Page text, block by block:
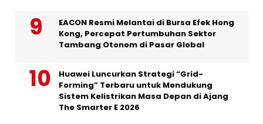
EACON Resmi Melantai di Bursa Efek Hong
Kong, Percepat Pertumbuhan Sektor
Tambang Otonom di Pasar Global
Huawei Luncurkan Strategi “Grid-
Forming” Terbaru untuk Mendukung
Sistem Kelistrikan Masa Depan di Ajang
The Smarter E 2026